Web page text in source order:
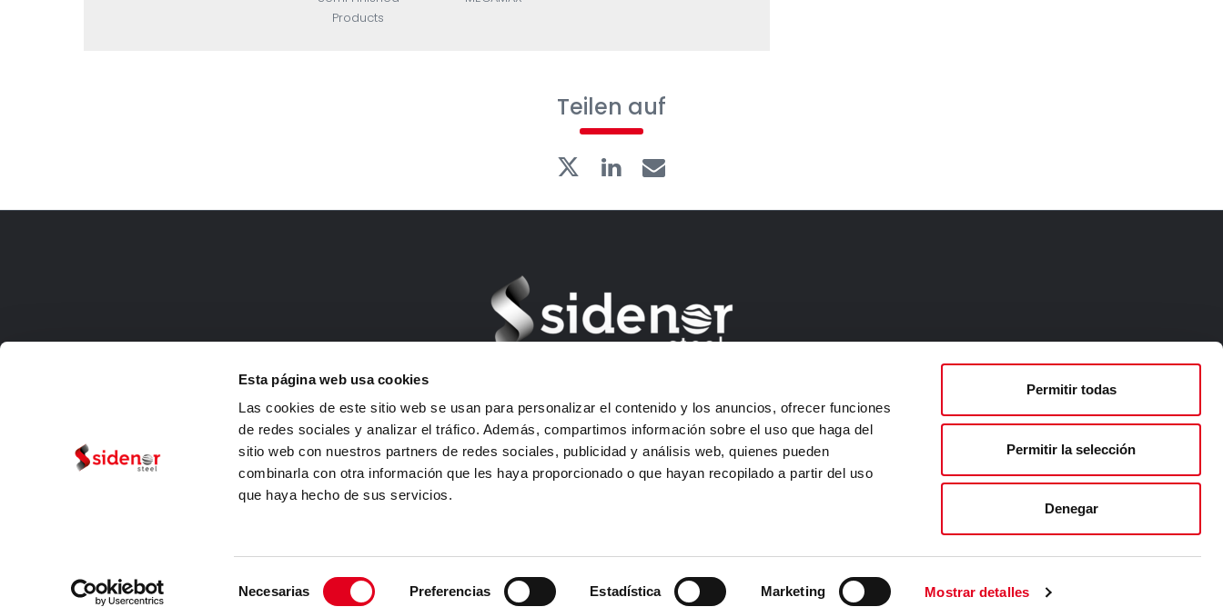
Esta página web usa cookies
Las cookies de este sitio web se usan para personalizar el contenido y los anuncios, ofrecer funciones
de redes sociales y analizar el tráfico. Además, compartimos información sobre el uso que haga del
sitio web con nuestros partners de redes sociales, publicidad y análisis web, quienes pueden
combinarla con otra información que les haya proporcionado o que hayan recopilado a partir del uso
que haya hecho de sus servicios.
Necesarias Preferencias Estadística Marketing Mostrar detalles
Permitir todas
Permitir la selección
Denegar
Products
Teilen auf
Barrio Ugarte s/n – 48970 Basauri (Bizkaia) Spain
USt-ID: B01292903
E-mail: sidenor-marketing@sidenor.com
Tlf: +34 94 487 1500
Rechtlicher Hinweis Datenschutzpolitik Datenschutz Cookie-Richtlinie